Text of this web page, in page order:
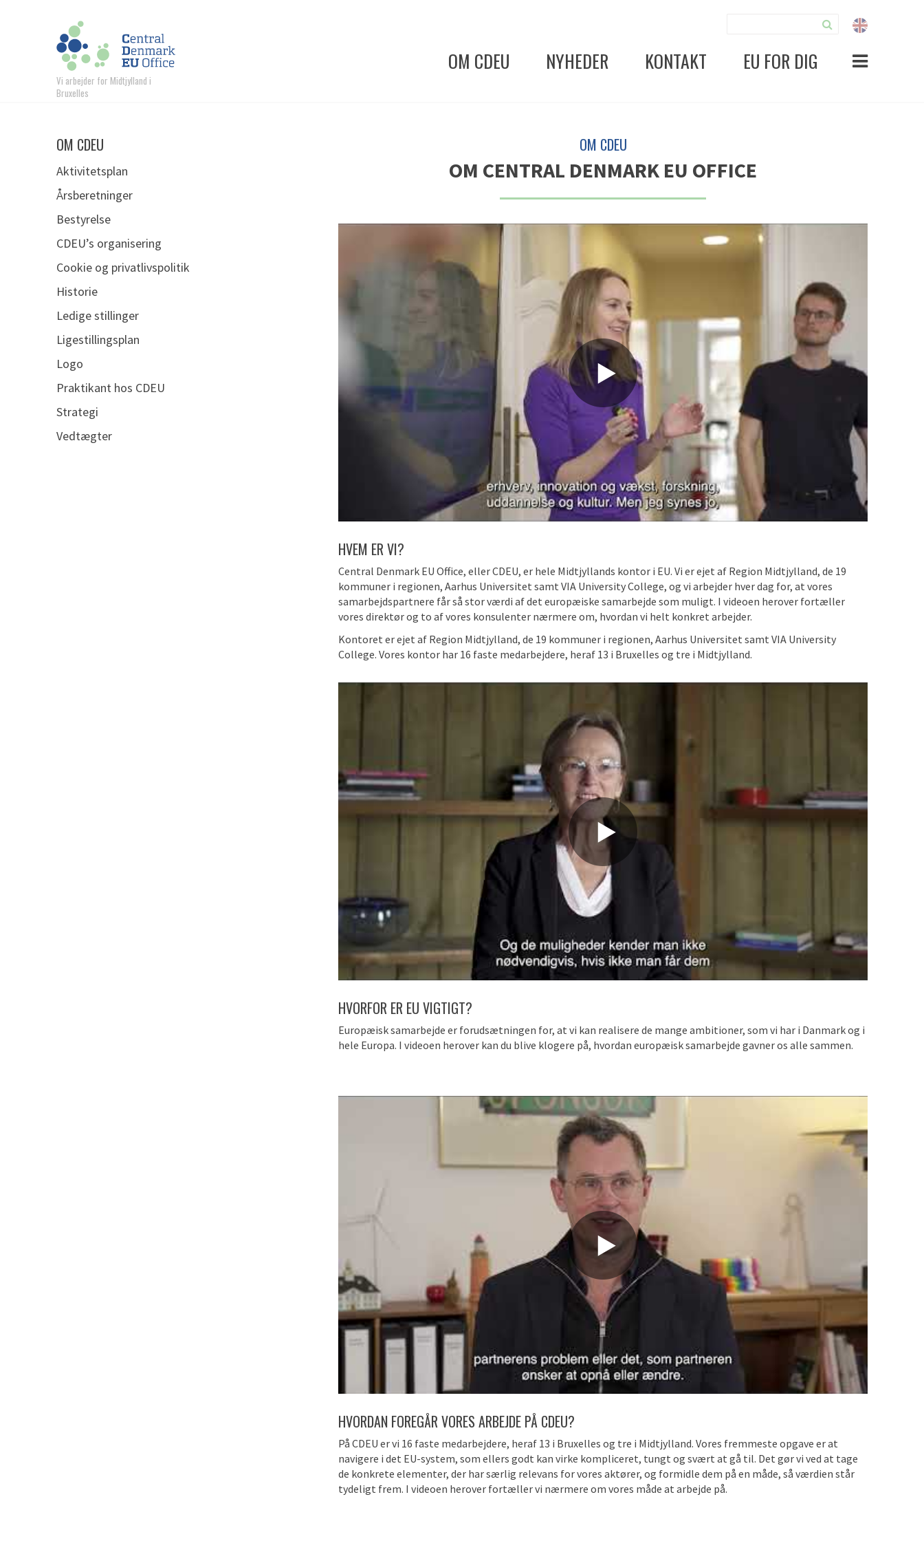
Vi arbejder for Midtjylland i
Bruxelles
OM CDEU NYHEDER KONTAKT EU FOR DIG
OM CDEU
Aktivitetsplan
Årsberetninger
Bestyrelse
CDEU’s organisering
Cookie og privatlivspolitik
Historie
Ledige stillinger
Ligestillingsplan
Logo
Praktikant hos CDEU
Strategi
Vedtægter
OM CDEU
OM CENTRAL DENMARK EU OFFICE
Du skal acceptere marketing-cookies for at se dette indhold.
HVEM ER VI?
Central Denmark EU Office, eller CDEU, er hele Midtjyllands kontor i EU. Vi er ejet af Region Midtjylland, de 19
kommuner i regionen, Aarhus Universitet samt VIA University College, og vi arbejder hver dag for, at vores
samarbejdspartnere får så stor værdi af det europæiske samarbejde som muligt. I videoen herover fortæller
vores direktør og to af vores konsulenter nærmere om, hvordan vi helt konkret arbejder.
Kontoret er ejet af Region Midtjylland, de 19 kommuner i regionen, Aarhus Universitet samt VIA University
College. Vores kontor har 16 faste medarbejdere, heraf 13 i Bruxelles og tre i Midtjylland.
Du skal acceptere marketing-cookies for at se dette indhold.
HVORFOR ER EU VIGTIGT?
Europæisk samarbejde er forudsætningen for, at vi kan realisere de mange ambitioner, som vi har i Danmark og i
hele Europa. I videoen herover kan du blive klogere på, hvordan europæisk samarbejde gavner os alle sammen.
Du skal acceptere marketing-cookies for at se dette indhold.
HVORDAN FOREGÅR VORES ARBEJDE PÅ CDEU?
På CDEU er vi 16 faste medarbejdere, heraf 13 i Bruxelles og tre i Midtjylland. Vores fremmeste opgave er at
navigere i det EU-system, som ellers godt kan virke kompliceret, tungt og svært at gå til. Det gør vi ved at tage
de konkrete elementer, der har særlig relevans for vores aktører, og formidle dem på en måde, så værdien står
tydeligt frem. I videoen herover fortæller vi nærmere om vores måde at arbejde på.